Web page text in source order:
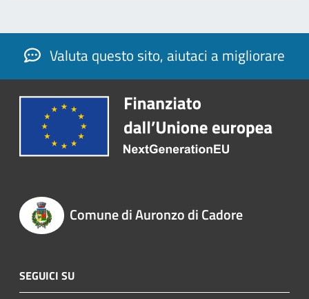
Valuta questo sito, aiutaci a migliorare
Comune di Auronzo di Cadore
SEGUICI SU